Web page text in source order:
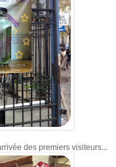
des premiers visiteurs...